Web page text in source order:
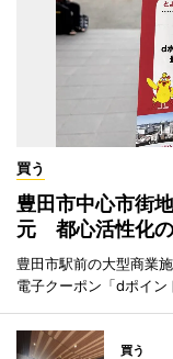
買う
豊田市中心市街
元 都心活性化
豊田市駅前の大型商業
電子クーポン「dポイン
買う